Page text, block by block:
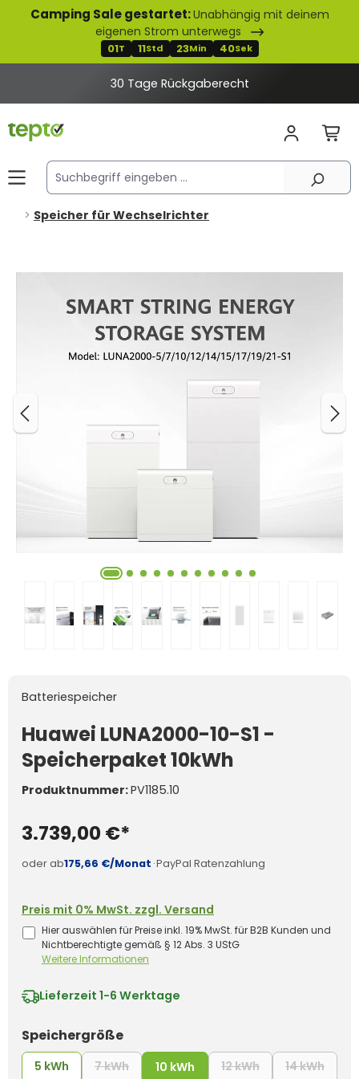
springen
Camping Sale gestartet:Unabhängig mit deinem
eigenen Strom unterwegs
01T 11Std 23Min 40Sek
30 Tage Rückgaberecht
Speicher für Wechselrichter
Batteriespeicher
Huawei LUNA2000-10-S1 -
Speicherpaket 10kWh
Produktnummer:PV1185.10
3.739,00 €*
oder ab175,66 €/Monat ·PayPal Ratenzahlung
Preis mit 0% MwSt. zzgl. Versand
Hier auswählen für Preise inkl. 19% MwSt. für B2B Kunden und
Nichtberechtigte gemäß § 12 Abs. 3 UStG
Weitere Informationen
Lieferzeit 1-6 Werktage
Speichergrößeauswählen
5 kWh 7 kWh(Diese Option ist zurzeit nicht verfügbar.)
10 kWh 12 kWh(Diese Option ist
14 kWh